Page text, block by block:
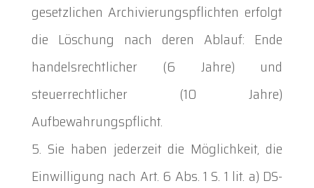
gesetzlichen Archivierungspflichten erfolgt
die Löschung nach deren Ablauf: Ende
handelsrechtlicher (6 Jahre) und
steuerrechtlicher (10 Jahre)
Aufbewahrungspflicht.
Sie haben jederzeit die Möglichkeit, die
Einwilligung nach Art. 6 Abs. 1 S. 1 lit. a) DS-